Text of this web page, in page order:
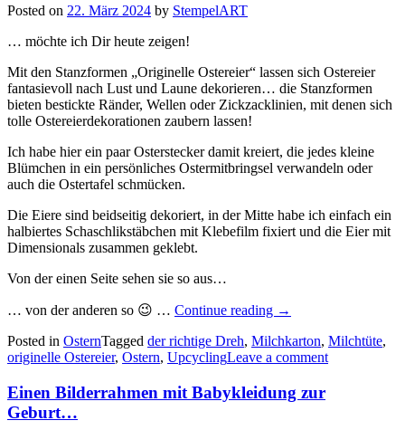
Posted on 22. März 2024 by StempelART
… möchte ich Dir heute zeigen!
Mit den Stanzformen „Originelle Ostereier“ lassen sich Ostereier
fantasievoll nach Lust und Laune dekorieren… die Stanzformen
bieten bestickte Ränder, Wellen oder Zickzacklinien, mit denen sich
tolle Ostereierdekorationen zaubern lassen!
Ich habe hier ein paar Osterstecker damit kreiert, die jedes kleine
Blümchen in ein persönliches Ostermitbringsel verwandeln oder
auch die Ostertafel schmücken.
Die Eiere sind beidseitig dekoriert, in der Mitte habe ich einfach ein
halbiertes Schaschlikstäbchen mit Klebefilm fixiert und die Eier mit
Dimensionals zusammen geklebt.
Von der einen Seite sehen sie so aus…
… von der anderen so 😉 … Continue reading
„Originelle
–
fröhliche
für
Blumen…“
→
Posted in OsternTagged der richtige Dreh, Milchkarton, Milchtüte,
originelle Ostereier, Ostern, UpcyclingLeave a comment
Einen Bilderrahmen mit Babykleidung zur
Geburt…